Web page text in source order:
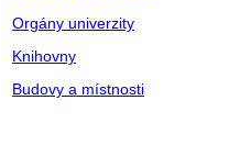
Orgány univerzity
Knihovny
Budovy a místnosti